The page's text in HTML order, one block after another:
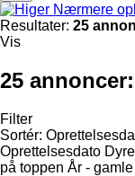
Nærmere
Resultater: 25
Vis
25 annoncer:
Filter
Sortér:
Oprettelsesdato
på toppen År -